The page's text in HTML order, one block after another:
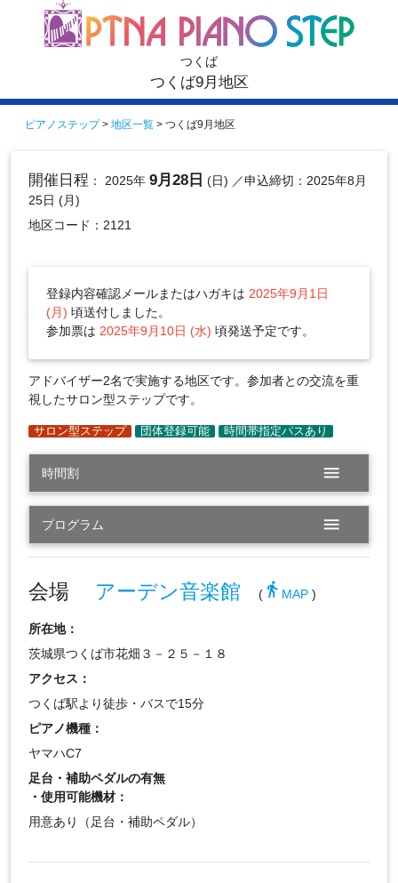
つくば
つくば9月地区
ピアノステップ> 地区一覧 > つくば9月地区
開催日程 ： 2025年 9月28日 (日) ／申込締切：2025年8月
25日 (月)
地区コード：2121
登録内容確認メールまたはハガキは 2025年9月1日
(月) 頃送付しました。
参加票は 2025年9月10日 (水) 頃発送予定です。
アドバイザー2名で実施する地区です。参加者との交流を重
視したサロン型ステップです。
時間割 menu
プログラム menu
会場 アーデン音楽館 (directions_walk MAP)
所在地：
茨城県つくば市花畑３－２５－１８
アクセス：
つくば駅より徒歩・バスで15分
ピアノ機種：
ヤマハC7
足台・補助ペダルの有無
・使用可能機材：
用意あり（足台・補助ペダル）